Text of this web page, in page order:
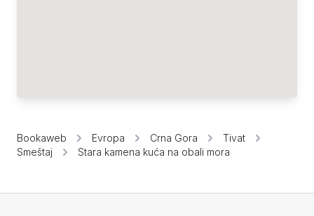
Bookaweb Evropa Crna Gora
Tivat
Smeštaj
Stara kamena kuća na obali mora